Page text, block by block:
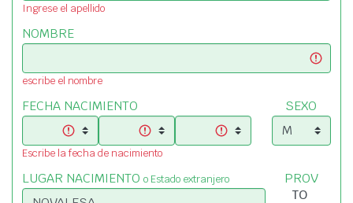
Ingrese el apellido
NOMBRE
escribe el nombre
FECHA NACIMIENTO
Escribe la fecha de nacimiento
SEXO
LUGAR NACIMIENTO o Estado extranjero PROV